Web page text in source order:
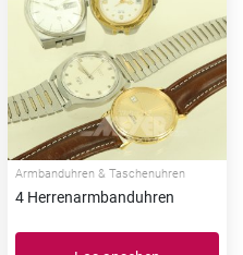
Armbanduhren & Taschenuhren
4 Herrenarmbanduhren